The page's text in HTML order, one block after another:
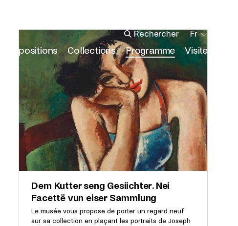
Expositions
En ce
moment
venir
Archives
Collections
Programme
Élément actif
Agenda
Écoles
Visite
Taper ce que vous recherchez
Fr
Dem Kutter seng Gesiichter. Nei
Facettë vun eiser Sammlung
Le musée vous propose de porter un regard neuf
sur sa collection en plaçant les portraits de Joseph